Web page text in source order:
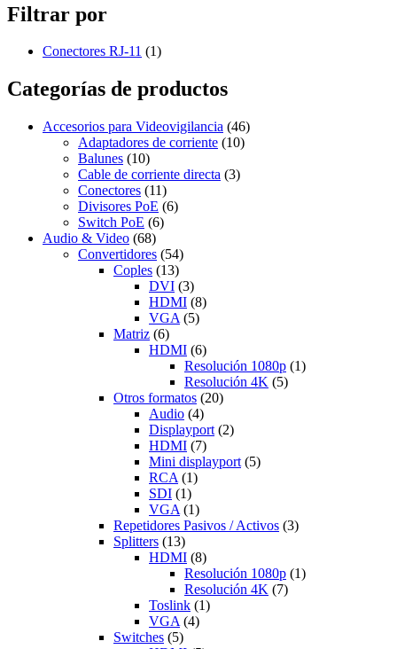
Filtrar por
Conectores RJ-11 (1)
Categorías de productos
Accesorios para Videovigilancia (46)
Adaptadores de corriente (10)
Balunes (10)
Cable de corriente directa (3)
Conectores (11)
Divisores PoE (6)
Switch PoE (6)
Audio & Video (68)
Convertidores (54)
Coples (13)
DVI (3)
HDMI (8)
VGA (5)
Matriz (6)
HDMI (6)
Resolución 1080p (1)
Resolución 4K (5)
Otros formatos (20)
Audio (4)
Displayport (2)
HDMI (7)
Mini displayport (5)
RCA (1)
SDI (1)
VGA (1)
Repetidores Pasivos / Activos (3)
Splitters (13)
HDMI (8)
Resolución 1080p (1)
Resolución 4K (7)
Toslink (1)
VGA (4)
Switches (5)